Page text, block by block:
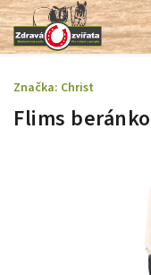
Flims
Značka: Christ